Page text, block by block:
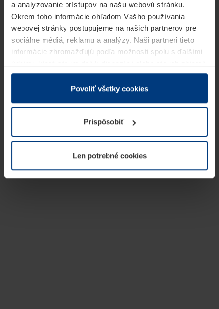
a analyzovanie prístupov na našu webovú stránku.
Okrem toho informácie ohľadom Vášho používania
webovej stránky postupujeme na našich partnerov pre
sociálne médiá, reklamu a analýzy. Naši partneri tieto
informácie zhromažďujú podľa možnosti spolu s ďalšími
v rámci Vášho využívania služieb.
Z právneho hľadiska môžeme cookies ukladať na Vašom
prevádzku tejto stránky. Pre všetky ostatné typy cookie
potrebujeme Vaše povolenie. Vaše povolenie môžete
kedykoľvek zmeniť alebo odvolať vo vysvetlení cookie
našej webovej stránky.
Povoliť všetky cookies
Prispôsobiť
Len potrebné cookies